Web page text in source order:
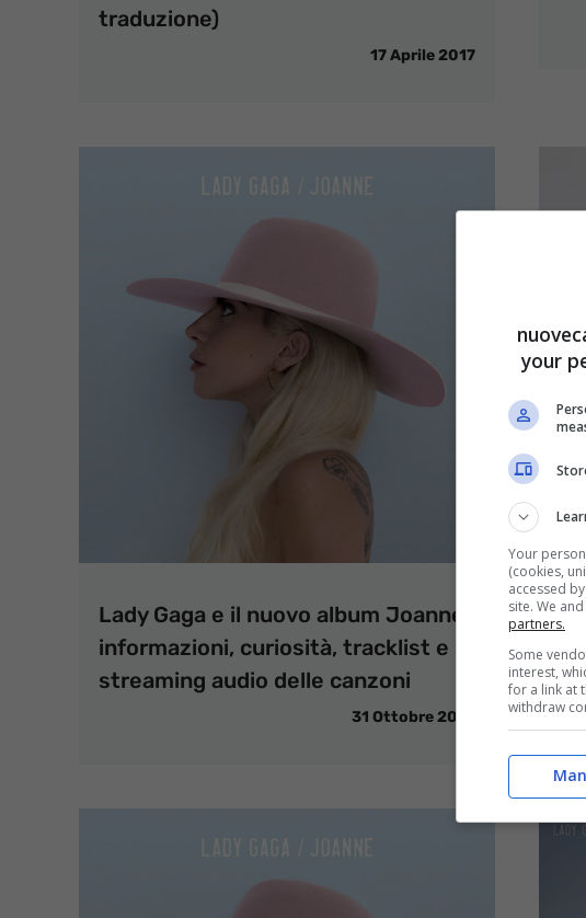
traduzione)
17 Aprile 2017
Lady Gaga e il nuovo album Joanne:
informazioni, curiosità, tracklist e
streaming audio delle canzoni
31 Ottobre 2016
your
Your
(cookies,
accessed
site. We
partners.
Some
interest,
for a link at
withdraw